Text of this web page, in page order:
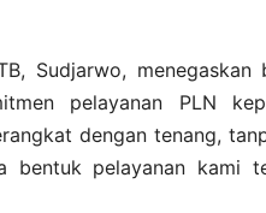
Sudjarwo,
pelayanan PLN
dengan tenang,
bentuk pelayanan kami